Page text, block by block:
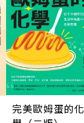
完美歐姆蛋的化